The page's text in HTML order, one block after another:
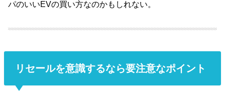
パのいいEVの買い方なのかもしれない。
リセールを意識するなら要注意なポイント